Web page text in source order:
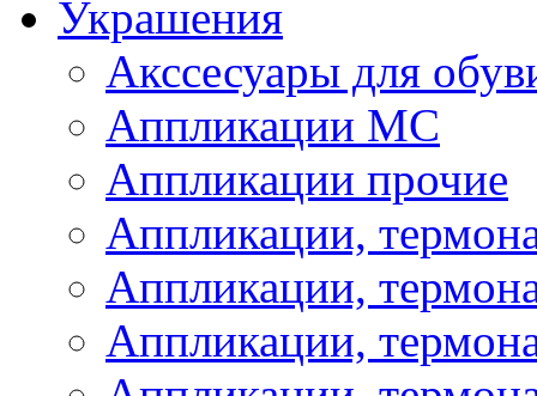
Украшения
Акссесуары для
Аппликации МС
Аппликации прочие
Аппликации,
Аппликации,
Аппликации,